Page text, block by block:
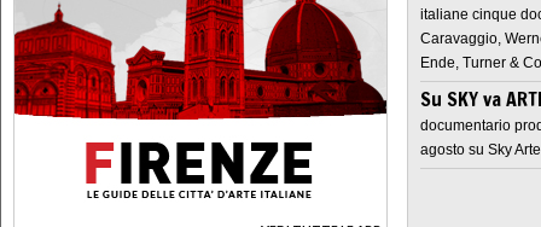
italiane cinque
Caravaggio,
Ende, Turner &
Su SKY va
documentario
agosto su Sky Arte